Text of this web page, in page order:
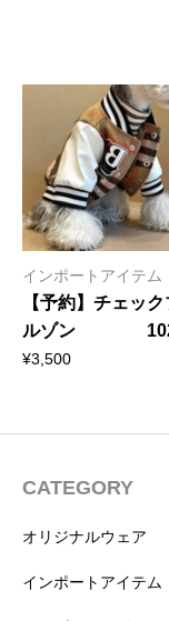
インポートアイテム
【予約】チェック
ルゾン
¥3,500
CATEGORY
オリジナルウェア
インポートアイテム